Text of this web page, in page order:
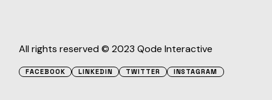
All rights reserved © 2023Qode Interactive
FACEBOOK LINKEDIN TWITTER INSTAGRAM